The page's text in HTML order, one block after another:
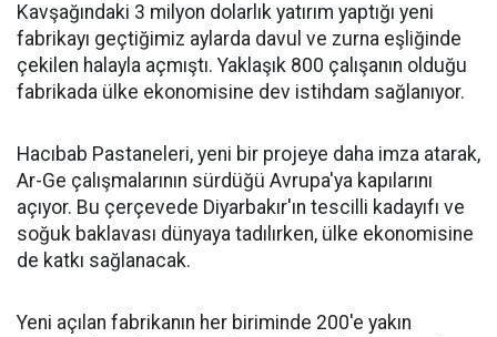
Kavşağındaki 3 milyon dolarlık yatırım yaptığı yeni
fabrikayı geçtiğimiz aylarda davul ve zurna eşliğinde
çekilen halayla açmıştı. Yaklaşık 800 çalışanın olduğu
fabrikada ülke ekonomisine dev istihdam sağlanıyor.
Hacıbab Pastaneleri, yeni bir projeye daha imza atarak,
Ar-Ge çalışmalarının sürdüğü Avrupa'ya kapılarını
açıyor. Bu çerçevede Diyarbakır'ın tescilli kadayıfı ve
soğuk baklavası dünyaya tadılırken, ülke ekonomisine
de katkı sağlanacak.
Yeni açılan fabrikanın her biriminde 200'e yakın